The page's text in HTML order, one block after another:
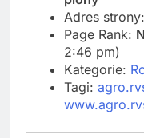
Adres strony:
Page Rank:
2:46 pm)
Kategorie:
Tagi: